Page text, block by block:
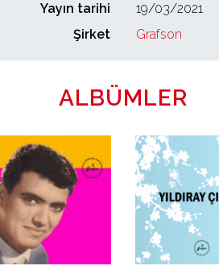
Yayın tarihi
19/03/2021
Şirket
Grafson
ALBÜMLER